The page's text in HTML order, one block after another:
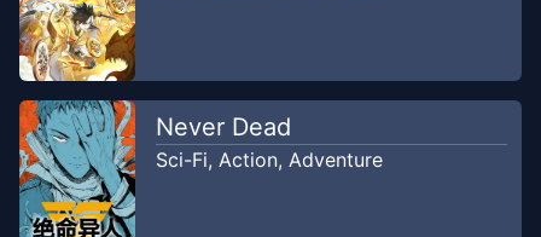
Chapter7
Komikcast
Chapter6
Komikcast
Apr 2, 2020
Chapter5
Never Dead
Sci-Fi, Action, Adventure